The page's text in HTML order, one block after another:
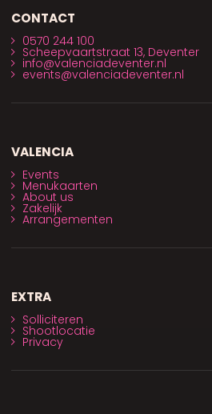
CONTACT
0570 244 100
Scheepvaartstraat 13, Deventer
info@valenciadeventer.nl
events@valenciadeventer.nl
VALENCIA
Events
Menukaarten
About us
Zakelijk
Arrangementen
EXTRA
Solliciteren
Shootlocatie
Privacy